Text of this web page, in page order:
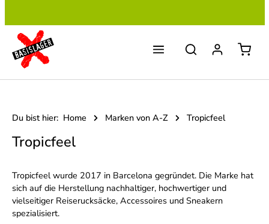
Du bist hier: Home Marken von A-Z Tropicfeel
Tropicfeel
Tropicfeel wurde 2017 in Barcelona gegründet. Die Marke hat
sich auf die Herstellung nachhaltiger, hochwertiger und
vielseitiger Reiserucksäcke, Accessoires und Sneakern
spezialisiert.